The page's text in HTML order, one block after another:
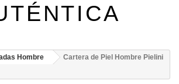
Hombre
Cartera de Piel Hombre Pielini